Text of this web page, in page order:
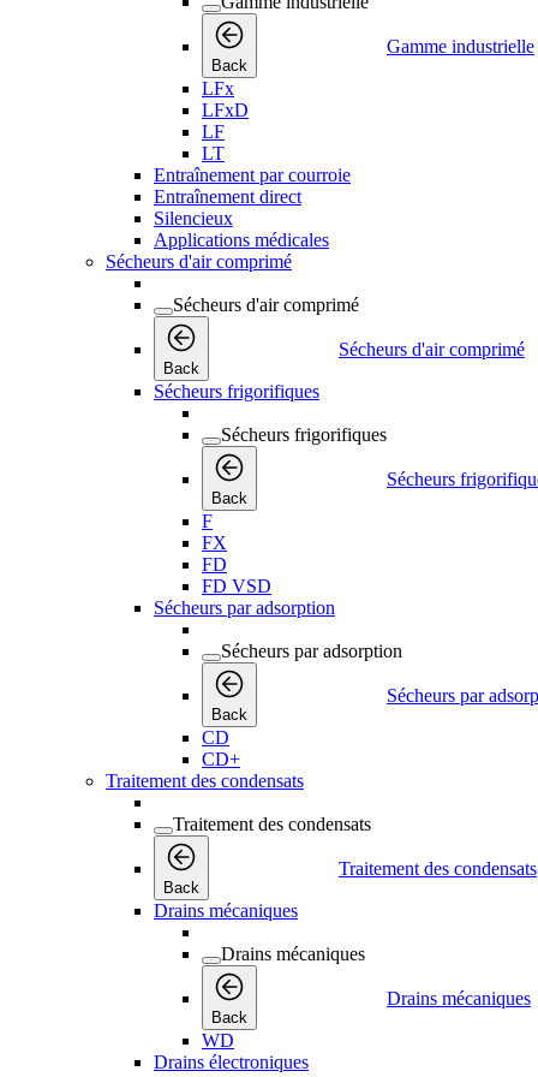
Back
Gamme industrielle
LFx
LFxD
LF
LT
Entraînement par courroie
Entraînement direct
Silencieux
Applications médicales
Sécheurs d'air comprimé
Sécheurs d'air comprimé
Back
Sécheurs d'air comprimé
Sécheurs frigorifiques
Sécheurs frigorifiques
Back
Sécheurs
F
FX
FD
FD VSD
Sécheurs par adsorption
Sécheurs par adsorption
Back
Sécheurs par
CD
CD+
Traitement des condensats
Traitement des condensats
Back
Traitement des condensats
Drains mécaniques
Drains mécaniques
Back
Drains mécaniques
WD
Drains électroniques